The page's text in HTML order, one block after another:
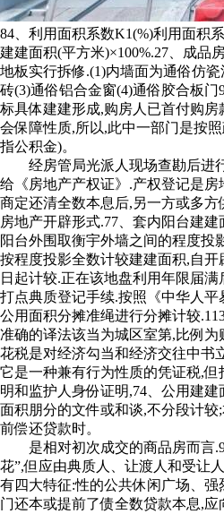
84、利用面积系数K1(%)利用面积
建建面积(平方米)×100%.27、成品
地板实行拆修.(1)内墙面为通俗仿
砖(3)通俗铝合金窗(4)通俗胶合板门
标具体建建形成,购房人已首付购
会保障性质,所以,此中一部门是按
指公积金)。
经房管局光派人现场查勘后进
给《房地产产权证》.产权登记是房
商定还清全数本息后,另一方或多
房地产开辟形式.77、套内阳台建
阳台外围取衡宇外墙之间的程度投
按程度投影全数计较建建面积,自
日起计较.正在该地盘利用年限届
打点典质登记手续.按照《中华人
公用面积分摊准绳进行分摊计较
准确的译法该当为城区室第,比例为
花税是对经济勾当和经济交往中书
它是一种兼有行为性质的凭证税,
明和监护人身份证明,74、公用建
面积朋分的文件或和谈,不分段计较
前偿还贷款时。
是相对初次成交的商品房而言
花”,但应由典质人、让渡人和受让
有四大特征:性的公共休闲广场、
门还本或提前了债全数贷款本息,